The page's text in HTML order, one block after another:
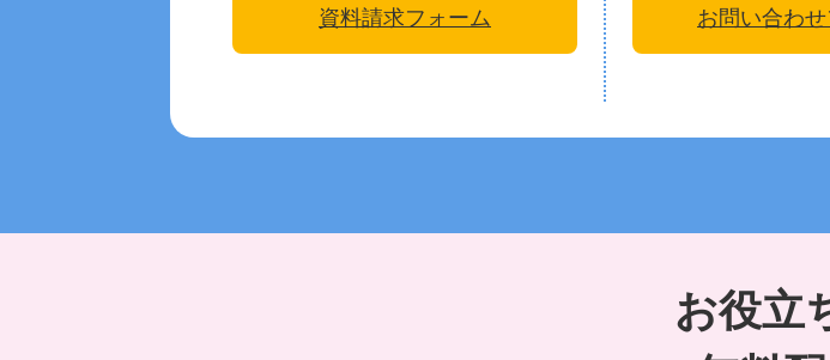
資料請求フォーム お問い合わ
お役立